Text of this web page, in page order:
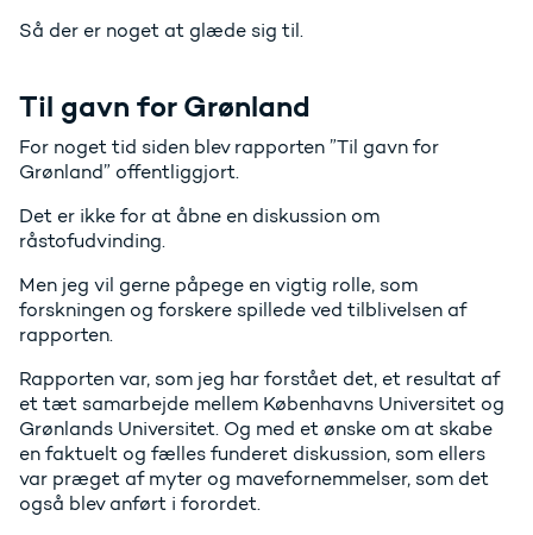
Så der er noget at glæde sig til.
Til gavn for Grønland
For noget tid siden blev rapporten ”Til gavn for
Grønland” offentliggjort.
Det er ikke for at åbne en diskussion om
råstofudvinding.
Men jeg vil gerne påpege en vigtig rolle, som
forskningen og forskere spillede ved tilblivelsen af
rapporten.
Rapporten var, som jeg har forstået det, et resultat af
et tæt samarbejde mellem Københavns Universitet og
Grønlands Universitet. Og med et ønske om at skabe
en faktuelt og fælles funderet diskussion, som ellers
var præget af myter og mavefornemmelser, som det
også blev anført i forordet.